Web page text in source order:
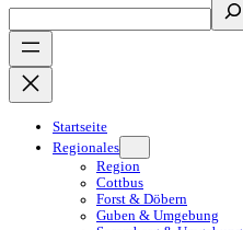
Startseite
Regionales
Region
Cottbus
Forst & Döbern
Guben & Umgebung